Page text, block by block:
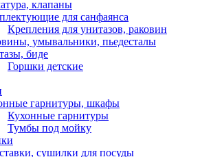
клапаны
для санфаянса
Крепления для унитазов, раковин
умывальники, пьедесталы
биде
Горшки детские
гарнитуры, шкафы
Кухонные гарнитуры
Тумбы под мойку
сушилки для посуды